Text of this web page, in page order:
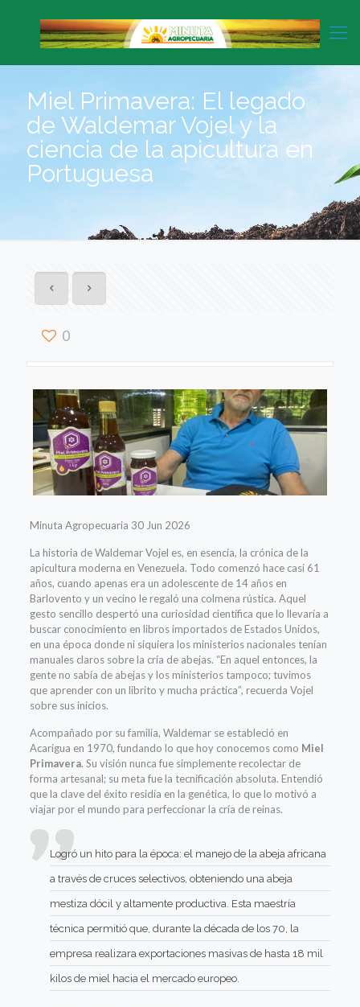
Miel Primavera: El legado
de Waldemar Vojel y la
ciencia de la apicultura en
Portuguesa
0
Minuta Agropecuaria 30 Jun 2026
La historia de Waldemar Vojel es, en esencia, la crónica de la
apicultura moderna en Venezuela. Todo comenzó hace casi 61
años, cuando apenas era un adolescente de 14 años en
Barlovento y un vecino le regaló una colmena rústica. Aquel
gesto sencillo despertó una curiosidad científica que lo llevaría a
buscar conocimiento en libros importados de Estados Unidos,
en una época donde ni siquiera los ministerios nacionales tenían
manuales claros sobre la cría de abejas. “En aquel entonces, la
gente no sabía de abejas y los ministerios tampoco; tuvimos
que aprender con un librito y mucha práctica”, recuerda Vojel
sobre sus inicios.
Acompañado por su familia, Waldemar se estableció en
Acarigua en 1970, fundando lo que hoy conocemos como Miel
Primavera. Su visión nunca fue simplemente recolectar de
forma artesanal; su meta fue la tecnificación absoluta. Entendió
que la clave del éxito residía en la genética, lo que lo motivó a
viajar por el mundo para perfeccionar la cría de reinas.
Logró un hito para la época: el manejo de la abeja africana
a través de cruces selectivos, obteniendo una abeja
mestiza dócil y altamente productiva. Esta maestría
técnica permitió que, durante la década de los 70, la
empresa realizara exportaciones masivas de hasta 18 mil
kilos de miel hacia el mercado europeo.